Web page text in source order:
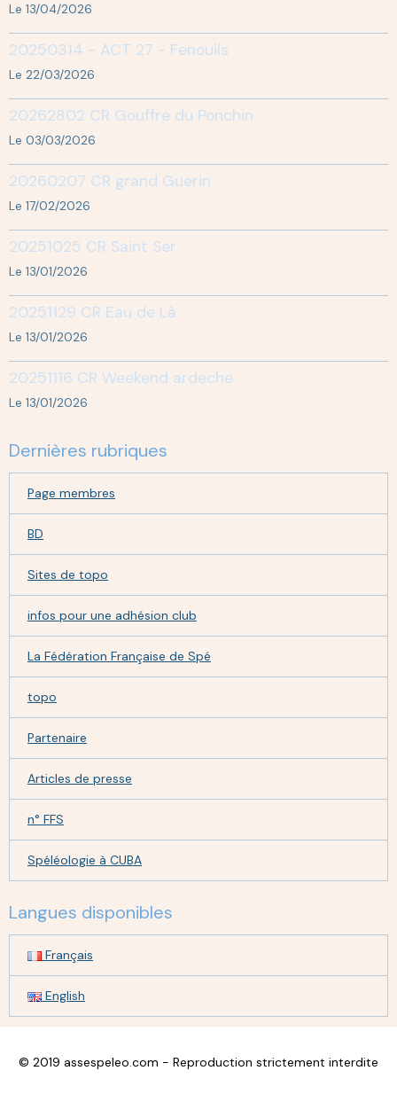
Le 13/04/2026
20250314 - ACT 27 - Fenouils
Le 22/03/2026
20262802 CR Gouffre du Ponchin
Le 03/03/2026
20260207 CR grand Guerin
Le 17/02/2026
20251025 CR Saint Ser
Le 13/01/2026
20251129 CR Eau de Là
Le 13/01/2026
20251116 CR Weekend ardeche
Le 13/01/2026
Dernières rubriques
Page membres
BD
Sites de topo
infos pour une adhésion club
La Fédération Française de Spé
topo
Partenaire
Articles de presse
n° FFS
Spéléologie à CUBA
Langues disponibles
Français
English
© 2019 assespeleo.com - Reproduction strictement interdite